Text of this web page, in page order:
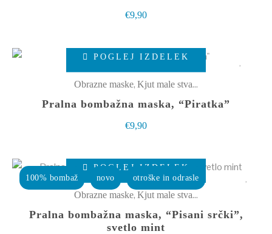
na
€9,90
POGLEJ IZDELEK
Ta
več
izberete
na
izdelka
Obrazne maske, Kjut male stvarce
Pralna bombažna maska, “Piratka”
€9,90
100% bombaž novo otroške in odrasle
POGLEJ IZDELEK
Ta
Obrazne maske, Kjut male stvarce
Pralna bombažna maska, “Pisani srčki”,
svetlo mint